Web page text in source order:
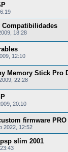
Compatibilidades
18:28
12:10
Memory Stick Pro
22:28
20:10
firmware
2022, 12:52
slim 2001